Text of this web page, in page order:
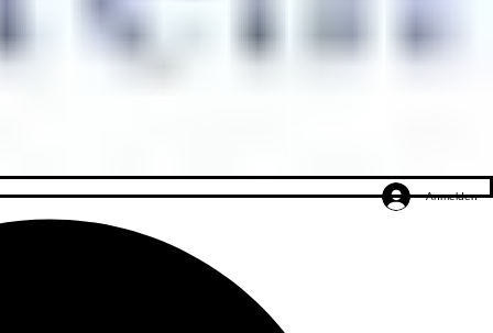
Anmelden